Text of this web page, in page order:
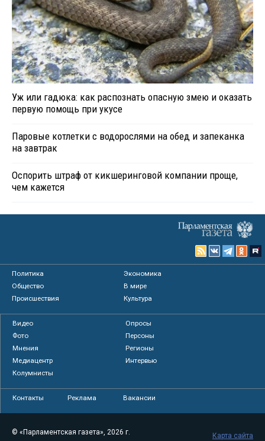
Уж или гадюка: как распознать опасную змею и оказать
первую помощь при укусе
Паровые котлетки с водорослями на обед и запеканка
на завтрак
Оспорить штраф от кикшеринговой компании проще,
чем кажется
Политика
Экономика
Общество
В мире
Происшествия
Культура
Видео
Опросы
Фото
Персоны
Мнения
Регионы
Медиацентр
Интервью
Колумнисты
Контакты Реклама Вакансии
© «Парламентская газета», 2026 г.
Карта сайта